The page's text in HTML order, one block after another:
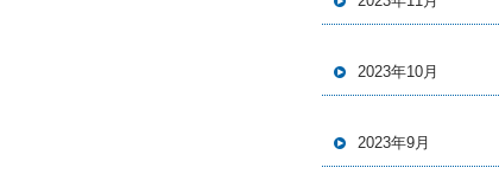
2023年10月
2023年9月